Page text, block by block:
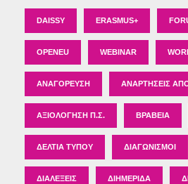
DAISSY ERASMUS+
OPENEU WEBINAR
ΑΝΑΓΌΡΕΥΣΗ ΑΝΑΡΤΉΣΕΙΣ
ΑΞΙΟΛΌΓΗΣΗ Π.Σ. ΒΡΑΒΕΊΑ
ΔΕΛΤΊΑ ΤΎΠΟΥ ΔΙΑΓΩΝΙΣΜΟΊ
ΔΙΑΛΈΞΕΙΣ ΔΙΗΜΕΡΊΔΑ